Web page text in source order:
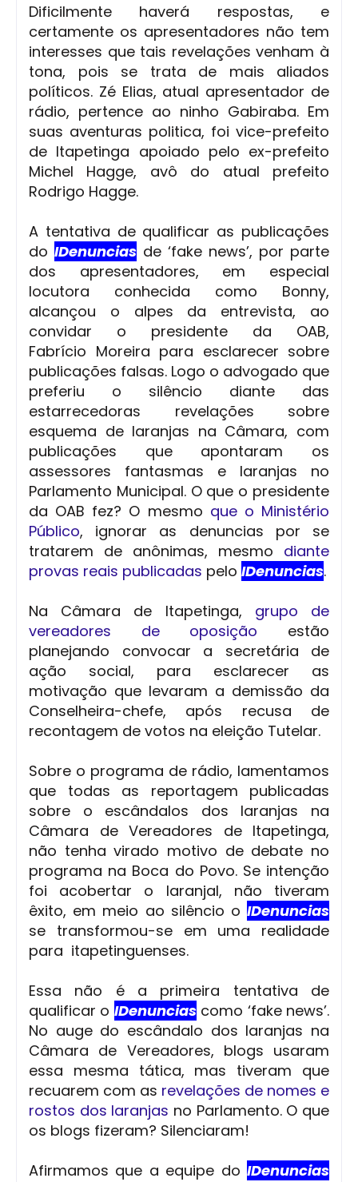
Dificilmente haverá respostas, e
certamente os apresentadores não tem
interesses que tais revelações venham à
tona, pois se trata de mais aliados
políticos. Zé Elias, atual apresentador de
rádio, pertence ao ninho Gabiraba. Em
suas aventuras politica, foi vice-prefeito
de Itapetinga apoiado pelo ex-prefeito
Michel Hagge, avô do atual prefeito
Rodrigo Hagge.
A tentativa de qualificar as publicações
do IDenuncias de ‘fake news’, por parte
dos apresentadores, em especial
locutora conhecida como Bonny,
alcançou o alpes da entrevista, ao
convidar o presidente da OAB,
Fabrício Moreira para esclarecer sobre
publicações falsas. Logo o advogado que
preferiu o silêncio diante das
estarrecedoras revelações sobre
esquema de laranjas na Câmara, com
publicações que apontaram os
assessores fantasmas e laranjas no
Parlamento Municipal. O que o presidente
da OAB fez? O mesmo que o Ministério
Público, ignorar as denuncias por se
tratarem de anônimas, mesmo diante
provas reais publicadas pelo IDenuncias.
Na Câmara de Itapetinga, grupo de
vereadores de oposição estão
planejando convocar a secretária de
ação social, para esclarecer as
motivação que levaram a demissão da
Conselheira-chefe, após recusa de
recontagem de votos na eleição Tutelar.
Sobre o programa de rádio, lamentamos
que todas as reportagem publicadas
sobre o escândalos dos laranjas na
Câmara de Vereadores de Itapetinga,
não tenha virado motivo de debate no
programa na Boca do Povo. Se intenção
foi acobertar o laranjal, não tiveram
êxito, em meio ao silêncio o IDenuncias
se transformou-se em uma realidade
para itapetinguenses.
Essa não é a primeira tentativa de
qualificar o IDenunciascomo ‘fake news’.
No auge do escândalo dos laranjas na
Câmara de Vereadores, blogs usaram
essa mesma tática, mas tiveram que
recuarem com as revelações de nomes e
rostos dos laranjas no Parlamento. O que
os blogs fizeram? Silenciaram!
Afirmamos que a equipe do IDenuncias